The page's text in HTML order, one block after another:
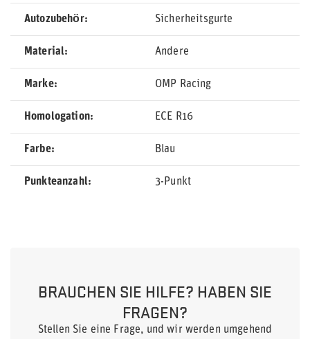
Autozubehör Sicherheitsgurte
Material Andere
Marke OMP Racing
Homologation ECE R16
Farbe Blau
Punkteanzahl 3-Punkt
BRAUCHEN SIE HILFE? HABEN SIE
FRAGEN?
Stellen Sie eine Frage, und wir werden umgehend